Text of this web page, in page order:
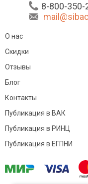
8-800-350-
О нас
Скидки
Отзывы
Блог
Контакты
Публикация в ВАК
Публикация в РИНЦ
Публикация в ЕГПНИ